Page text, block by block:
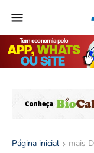
Página inicial mais